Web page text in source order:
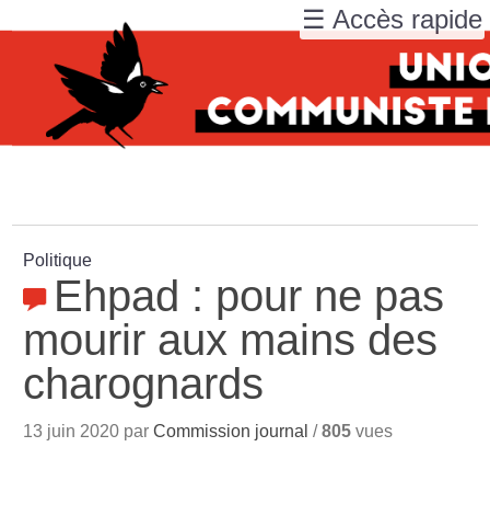
Politique
Ehpad : pour ne pas
mourir aux mains des
charognards
13 juin 2020 parCommission journal /805 vues
☰ Accès rapide